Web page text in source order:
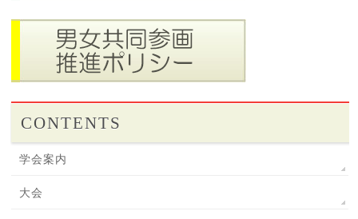
CONTENTS
学会案内
大会